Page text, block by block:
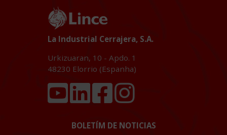
La Industrial Cerrajera, S.A.
Urkizuaran, 10 - Apdo. 1
48230 Elorrio (Espanha)
BOLETÍM DE NOTICIAS